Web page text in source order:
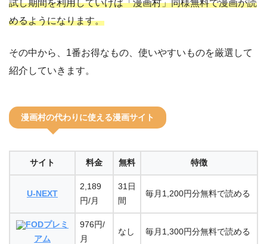
試し期間を利用していけば「漫画村」同様無料で漫画が読
めるようになります。
その中から、1番お得なもの、使いやすいものを厳選して
紹介していきます。
漫画村の代わりに使える漫画サイト
サイト 料金 無料 特徴
U-NEXT
2,189
円/月
31日
間
毎月1,200円分無料で読める
FODプレミ
アム
976円/
月
なし 毎月1,300円分無料で読める